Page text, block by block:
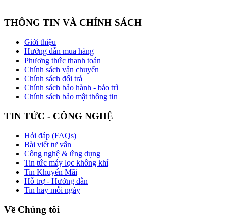
THÔNG TIN VÀ CHÍNH SÁCH
Giới thiệu
Hướng dẫn mua hàng
Phương thức thanh toán
Chính sách vận chuyển
Chính sách đổi trả
Chính sách bảo hành - bảo trì
Chính sách bảo mật thông tin
TIN TỨC - CÔNG NGHỆ
Hỏi đáp (FAQs)
Bài viết tư vấn
Công nghệ & ứng dụng
Tin tức máy lọc không khí
Tin Khuyến Mãi
Hỗ trợ - Hướng dẫn
Tin hay mỗi ngày
Về Chúng tôi